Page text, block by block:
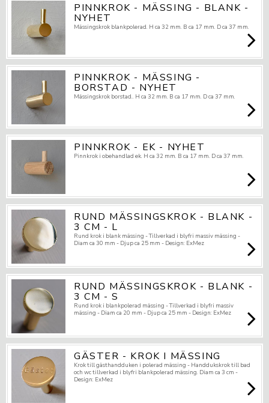
PINNKROK - MÄSSING - BLANK -
NYHET
Mässingskrok blankpolerad. H ca 32 mm. B ca 17 mm. D ca 37 mm.
PINNKROK - MÄSSING -
BORSTAD - NYHET
Mässingskrok borstad.. H ca 32 mm. B ca 17 mm. D ca 37 mm.
PINNKROK - EK - NYHET
Pinnkrok i obehandlad ek. H ca 32 mm. B ca 17 mm. D ca 37 mm.
RUND MÄSSINGSKROK - BLANK -
3 CM - L
Rund krok i blank mässing - Tillverkad i blyfri massiv mässing -
Diam ca 30 mm - Djup ca 25 mm - Design: ExMez
RUND MÄSSINGSKROK - BLANK -
3 CM - S
Rund krok i blankpolerad mässing - Tillverkad i blyfri massiv
mässing - Diam ca 20 mm - Djup ca 25 mm - Design: ExMez
GÄSTER - KROK I MÄSSING
Krok till gästhandduken i polerad mässing - Handdukskrok till bad
och wc tillverkad i blyfri blankpolerad mässing. Diam ca 3 cm -
Design: ExMez